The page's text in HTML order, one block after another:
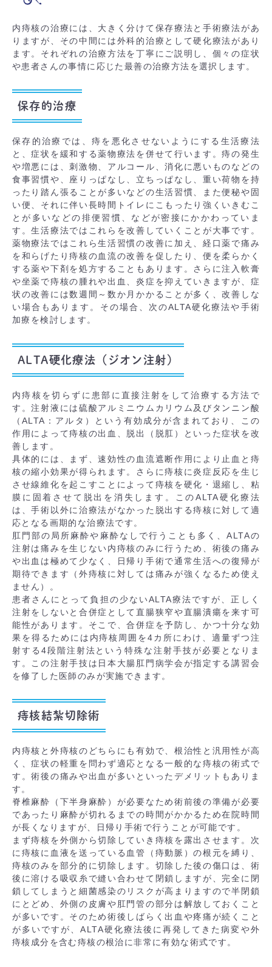
内痔核の治療には、大きく分けて保存療法と手術療法があ
りますが、その中間には外科的治療として硬化療法があり
ます。それぞれの治療方法を丁寧にご説明し、個々の症状
や患者さんの事情に応じた最善の治療方法を選択します。
保存的治療
保存的治療では、痔を悪化させないようにする生活療法
と、症状を緩和する薬物療法を併せて行います。痔の発生
や増悪には、刺激物、アルコール、消化に悪いものなどの
食事習慣や、座りっぱなし、立ちっぱなし、重い荷物を持
ったり踏ん張ることが多いなどの生活習慣、また便秘や固
い便、それに伴い長時間トイレにこもったり強くいきむこ
とが多いなどの排便習慣、などが密接にかかわっていま
す。生活療法ではこれらを改善していくことが大事です。
薬物療法ではこれら生活習慣の改善に加え、経口薬で痛み
を和らげたり痔核の血流の改善を促したり、便を柔らかく
する薬や下剤を処方することもあります。さらに注入軟膏
や坐薬で痔核の腫れや出血、炎症を抑えていきますが、症
状の改善には数週間～数か月かかることが多く、改善しな
い場合もあります。その場合、次のALTA硬化療法や手術
加療を検討します。
ALTA硬化療法（ジオン注射）
内痔核を切らずに患部に直接注射をして治療する方法で
す。注射液には硫酸アルミニウムカリウム及びタンニン酸
（ALTA：アルタ）という有効成分が含まれており、この
作用によって痔核の出血、脱出（脱肛）といった症状を改
善します。
具体的には、まず、速効性の血流遮断作用により止血と痔
核の縮小効果が得られます。さらに痔核に炎症反応を生じ
させ線維化を起こすことによって痔核を硬化・退縮し、粘
膜に固着させて脱出を消失します。このALTA硬化療法
は、手術以外に治療法がなかった脱出する痔核に対して適
応となる画期的な治療法です。
肛門部の局所麻酔や麻酔なしで行うことも多く、ALTAの
注射は痛みを生じない内痔核のみに行うため、術後の痛み
や出血は極めて少なく、日帰り手術で通常生活への復帰が
期待できます（外痔核に対しては痛みが強くなるため使え
ません）。
患者さんにとって負担の少ないALTA療法ですが、正しく
注射をしないと合併症として直腸狭窄や直腸潰瘍を来す可
能性があります。そこで、合併症を予防し、かつ十分な効
果を得るためには内痔核周囲を4カ所にわけ、適量ずつ注
射する4段階注射法という特殊な注射手技が必要となりま
す。この注射手技は日本大腸肛門病学会が指定する講習会
を修了した医師のみが実施できます。
痔核結紮切除術
内痔核と外痔核のどちらにも有効で、根治性と汎用性が高
く、症状の軽重を問わず適応となる一般的な痔核の術式で
す。術後の痛みや出血が多いといったデメリットもありま
す。
脊椎麻酔（下半身麻酔）が必要なため術前後の準備が必要
であったり麻酔が切れるまでの時間がかかるため在院時間
が長くなりますが、日帰り手術で行うことが可能です。
まず痔核を外側から切除していき痔核を露出させます。次
に痔核に血液を送っている血管（痔動脈）の根元を縛り、
痔核のみを部分的に切除します。切除した後の傷口は、術
後に溶ける吸収糸で縫い合わせて閉鎖しますが、完全に閉
鎖してしまうと細菌感染のリスクが高まりますので半閉鎖
にとどめ、外側の皮膚や肛門管の部分は解放しておくこと
が多いです。そのため術後しばらく出血や疼痛が続くこと
が多いですが、ALTA硬化療法後に再発してきた病変や外
痔核成分を含む痔核の根治に非常に有効な術式です。